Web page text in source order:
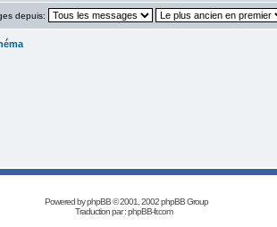
depuis:
Powered byphpBB© 2001, 2002 phpBB Group
Traduction par :phpBB-fr.com